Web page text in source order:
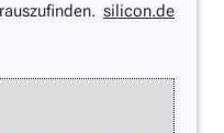
silicon.de